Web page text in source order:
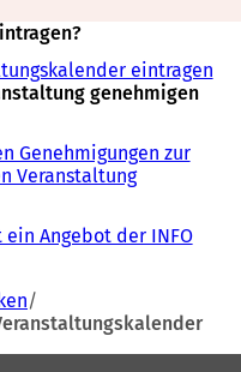
eintragen
genehmigen
Genehmigungen zur
Veranstaltung
Angebot der INFO